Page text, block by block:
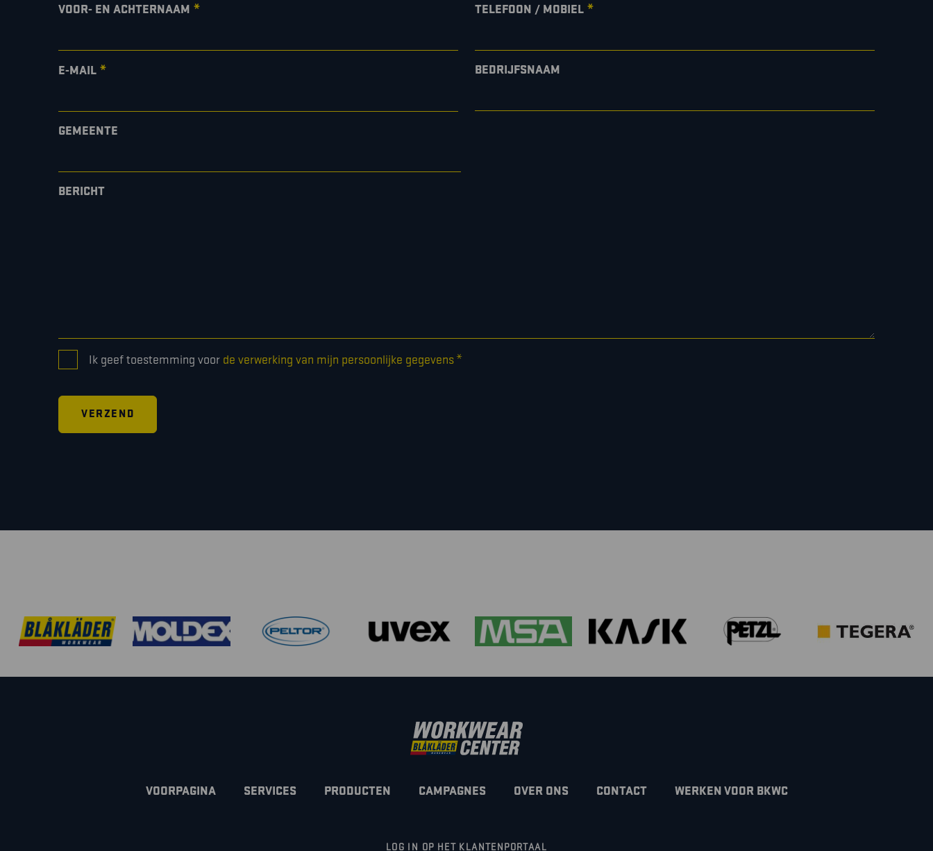
VOOR- EN ACHTERNAAM * TELEFOON / MOBIEL *
E-MAIL * BEDRIJFSNAAM
GEMEENTE
BERICHT
CONSENT
*
Ik geef toestemming voor de verwerking van mijn persoonlijke gegevens*
VOORPAGINA SERVICES PRODUCTEN CAMPAGNES OVER ONS CONTACT WERKEN VOOR BKWC
LOG IN OP HET KLANTENPORTAAL